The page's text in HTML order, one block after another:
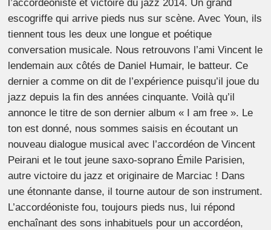
l’accordéoniste et victoire du jazz 2014. Un grand
escogriffe qui arrive pieds nus sur scène. Avec Youn, ils
tiennent tous les deux une longue et poétique
conversation musicale. Nous retrouvons l’ami Vincent le
lendemain aux côtés de Daniel Humair, le batteur. Ce
dernier a comme on dit de l’expérience puisqu’il joue du
jazz depuis la fin des années cinquante. Voilà qu’il
annonce le titre de son dernier album « I am free ». Le
ton est donné, nous sommes saisis en écoutant un
nouveau dialogue musical avec l’accordéon de Vincent
Peirani et le tout jeune saxo-soprano Émile Parisien,
autre victoire du jazz et originaire de Marciac ! Dans
une étonnante danse, il tourne autour de son instrument.
L’accordéoniste fou, toujours pieds nus, lui répond
enchaînant des sons inhabituels pour un accordéon,